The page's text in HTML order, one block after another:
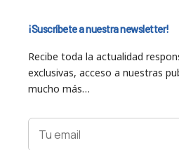
¡Suscríbete a nuestra newsletter!
Recibe toda la actualidad
exclusivas, acceso a nuestras
mucho más…